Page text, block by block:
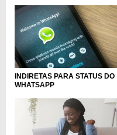
INDIRETAS PARA STATUS DO
WHATSAPP